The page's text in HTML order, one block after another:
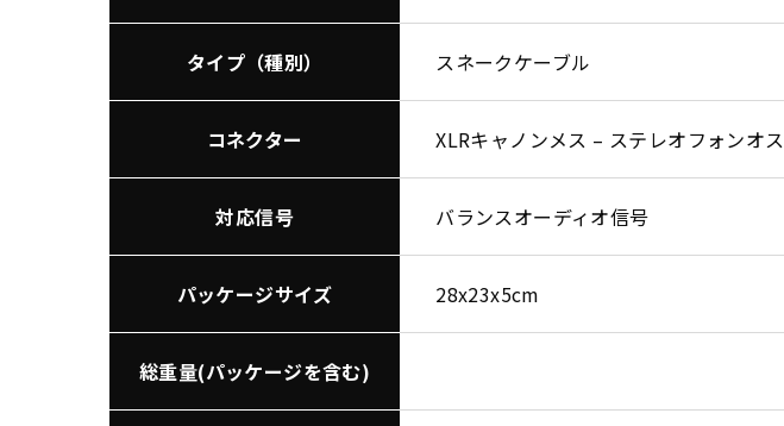
タイプ（種別） スネークケーブル
コネクター XLRキャノンメス – ステレオフォンオス
対応信号 バランスオーディオ信号
パッケージサイズ 28x23x5cm
総重量(パッケージを含む)